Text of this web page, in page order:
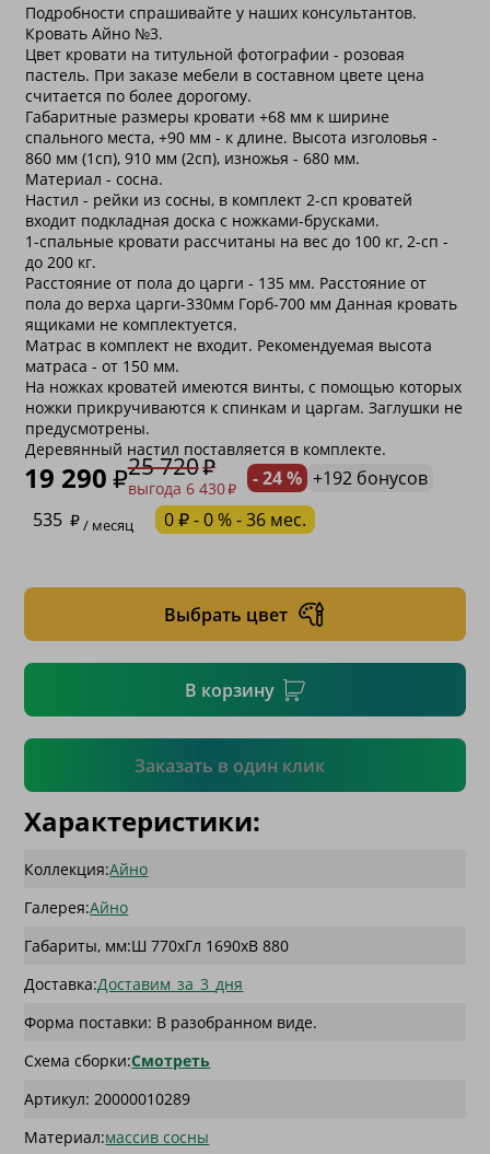
Подробности спрашивайте у наших консультантов.
Кровать Айно №3.
Цвет кровати на титульной фотографии - розовая
пастель. При заказе мебели в составном цвете цена
считается по более дорогому.
Габаритные размеры кровати +68 мм к ширине
спального места, +90 мм - к длине. Высота изголовья -
860 мм (1сп), 910 мм (2сп), изножья - 680 мм.
Материал - сосна.
Настил - рейки из сосны, в комплект 2-сп кроватей
входит подкладная доска с ножками-брусками.
1-спальные кровати рассчитаны на вес до 100 кг, 2-сп -
до 200 кг.
Расстояние от пола до царги - 135 мм. Расстояние от
пола до верха царги-330мм Горб-700 мм Данная кровать
ящиками не комплектуется.
Матрас в комплект не входит. Рекомендуемая высота
матраса - от 150 мм.
На ножках кроватей имеются винты, с помощью которых
ножки прикручиваются к спинкам и царгам. Заглушки не
предусмотрены.
Деревянный настил поставляется в комплекте.
19 290 25 720
выгода 6 430 - 24 % +192 бонусов
535
/ месяц 0 ₽ - 0 % - 36 мес.
Выбрать цвет
В корзину
Заказать в один клик
* обязательное поле
Подтвердить
Характеристики:
Коллекция:Айно
Галерея:Айно
Габариты, мм:Ш 770xГл 1690xВ 880
Доставка:Доставим_за_3_дня
Форма поставки: В разобранном виде.
Схема сборки:Смотреть
Артикул: 20000010289
Материал:массив сосны